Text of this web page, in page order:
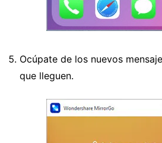
Ocúpate de los nuevos
que lleguen.